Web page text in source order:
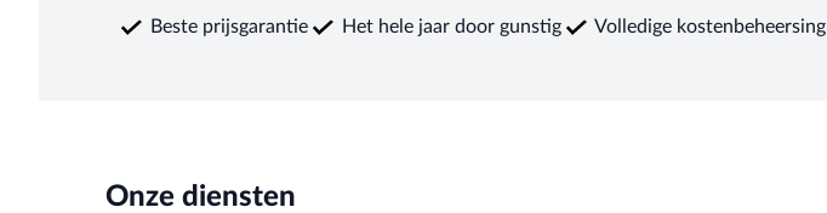
Beste prijsgarantie Het hele jaar door gunstig Volledige kostenbeheersing
Onze diensten